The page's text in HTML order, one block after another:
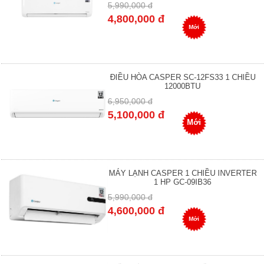
5,990,000 đ
4,800,000 đ
Mới
ĐIỀU HÒA CASPER SC-12FS33 1 CHIỀU
12000BTU
6,950,000 đ
5,100,000 đ
Mới
MÁY LẠNH CASPER 1 CHIỀU INVERTER
1 HP GC-09IB36
5,990,000 đ
4,600,000 đ
Mới